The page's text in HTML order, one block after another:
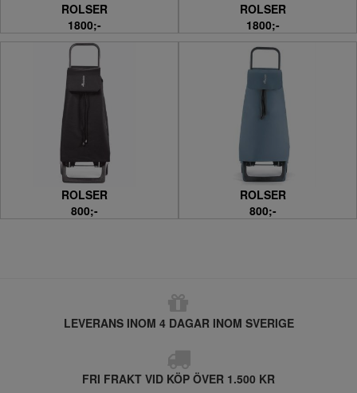
ROLSER
1800;-
ROLSER
1800;-
ROLSER
800;-
ROLSER
800;-
LEVERANS INOM 4 DAGAR INOM SVERIGE
FRI FRAKT VID KÖP ÖVER 1.500 KR